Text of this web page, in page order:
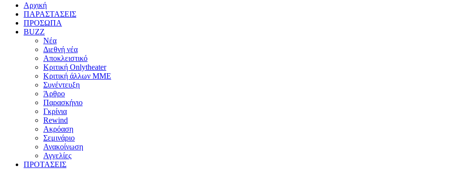
Αρχική
ΠΑΡΑΣΤΑΣΕΙΣ
ΠΡΟΣΩΠΑ
BUZZ
Νέα
Διεθνή νέα
Αποκλειστικό
Κριτική Onlytheater
Κριτική άλλων ΜΜΕ
Συνέντευξη
Άρθρο
Παρασκήνιο
Γκρίνια
Rewind
Ακρόαση
Σεμινάριο
Ανακοίνωση
Αγγελίες
ΠΡΟΤΑΣΕΙΣ